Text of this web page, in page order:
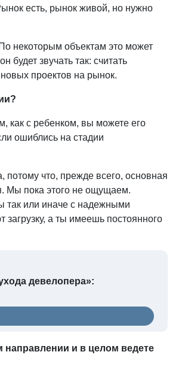
есть, рынок живой, но нужно
некоторым объектам это может
будет звучать так: считать
проектов на рынок.
как с ребенком, вы можете его
ошиблись на стадии
потому что, прежде всего, основная
Мы пока этого не ощущаем.
так или иначе с надежными
а ты имеешь постоянного
девелопера»:
и в целом ведете